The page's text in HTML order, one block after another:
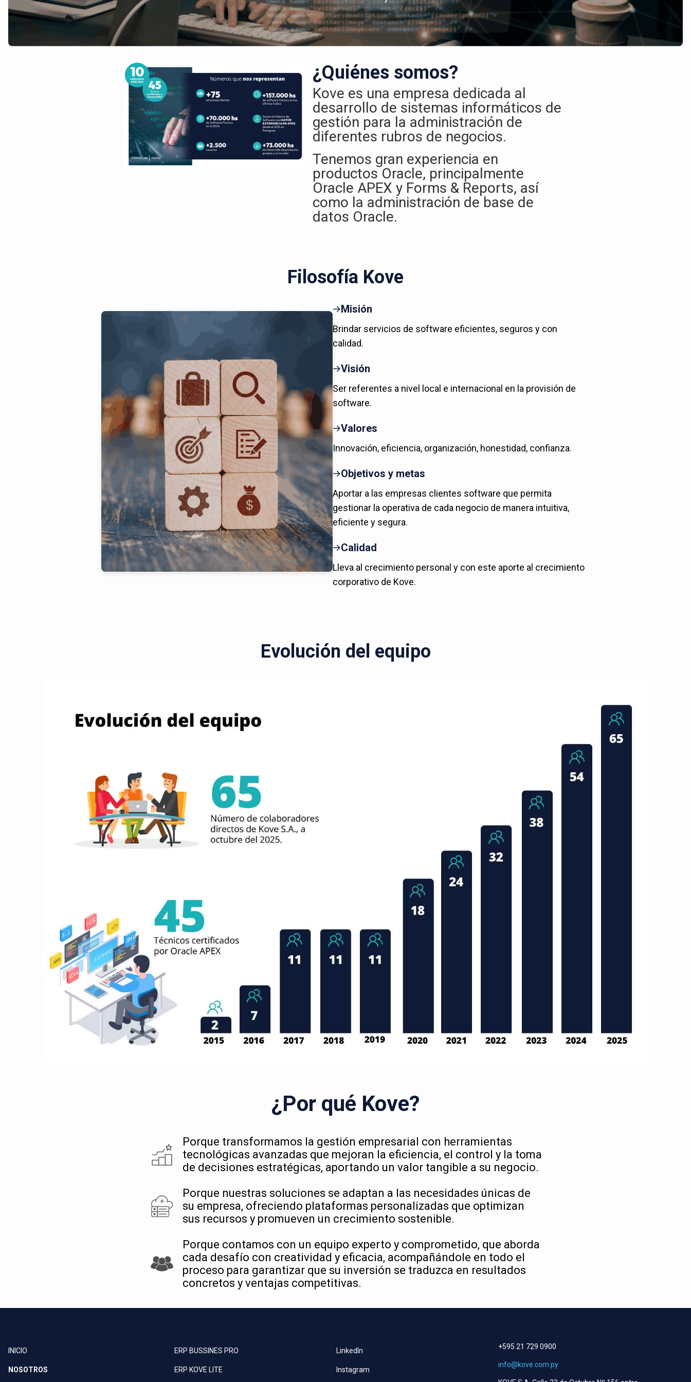
¿Quiénes somos?
Kove es una empresa dedicada al
desarrollo de sistemas informáticos de
gestión para la administración de
diferentes rubros de negocios.​
Tenemos gran experiencia en
productos Oracle, principalmente
Oracle APEX y Forms & Reports, así
como la administración de base de
datos Oracle.
Filosofía Kove
Misión
Brindar servicios de software eficientes, seguros y con
calidad.
Visión
Ser referentes a nivel local e internacional en la provisión de
software.
Valores
Innovación, eficiencia, organización, honestidad, confianza.
Objetivos y metas
Aportar a las empresas clientes software que permita
gestionar la operativa de cada negocio de manera intuitiva,
eficiente y segura.
Calidad
Lleva al crecimiento personal y con este aporte al crecimiento
corporativo de Kove.
Evolución del equipo
¿Por qué Kove?
Porque transformamos la gestión empresarial con herramientas
tecnológicas avanzadas que mejoran la eficiencia, el control y la toma
de decisiones estratégicas, aportando un valor tangible a su negocio.
Porque nuestras soluciones se adaptan a las necesidades únicas de
su empresa, ofreciendo plataformas personalizadas que optimizan
sus recursos y promueven un crecimiento sostenible.
Porque contamos con un equipo experto y comprometido, que aborda
cada desafío con creatividad y eficacia, acompañándole en todo el
proceso para garantizar que su inversión se traduzca en resultados
concretos y ventajas competitivas.
INICIO
NOSOTROS
ERP BUSSINES PRO
ERP KOVE LITE
LinkedIn
Instagram
+595 21 729 0900
info@kove.com.py